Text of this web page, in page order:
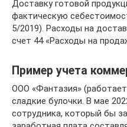
Доставку готовой
фактическую
5/2019). Расходы на
счет 44 «Расходы на
Пример учета
ООО «Фантазия»
сладкие булочки. В мае
сотрудника, который бы